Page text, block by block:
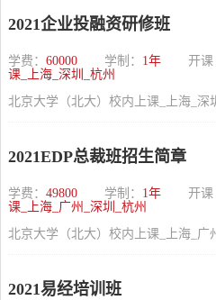
2021企业投融资研修班
学费： 60000 学制： 1年 开课
课_上海_深圳_杭州
北京大学（北大）校内上课_上海_深
2021EDP总裁班招生简章
学费： 49800 学制： 1年 开课
课_上海_广州_深圳_杭州
北京大学（北大）校内上课_上海_广
2021易经培训班